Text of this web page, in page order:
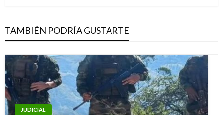
TAMBIÉN PODRÍA GUSTARTE
JUDICIAL